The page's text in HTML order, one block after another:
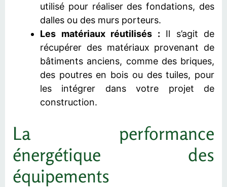
utilisé pour réaliser des fondations, des
dalles ou des murs porteurs.
Les matériaux réutilisés : Il s’agit de
récupérer des matériaux provenant de
bâtiments anciens, comme des briques,
des poutres en bois ou des tuiles, pour
les intégrer dans votre projet de
construction.
La performance
énergétique des
équipements